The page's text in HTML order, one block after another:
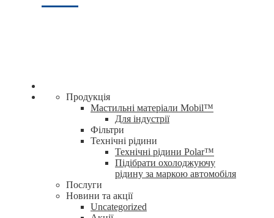
Продукція
Мастильні матеріали Mobil™
Для індустрії
Фільтри
Технічні рідини
Технічні рідини Polar™
Підібрати охолоджуючу
рідину за маркою автомобіля
Послуги
Новини та акції
Uncategorized